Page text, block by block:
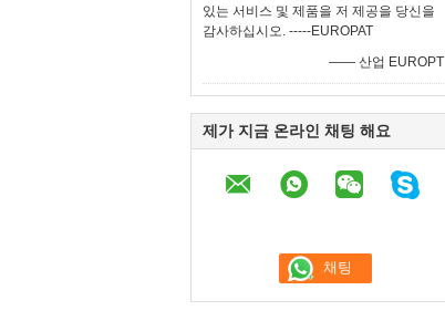
있는 서비스 및 제품을 저 제공을 당신을
감사하십시오. -----EUROPAT
—— 산업 EUROPT
제가 지금 온라인 채팅 해요